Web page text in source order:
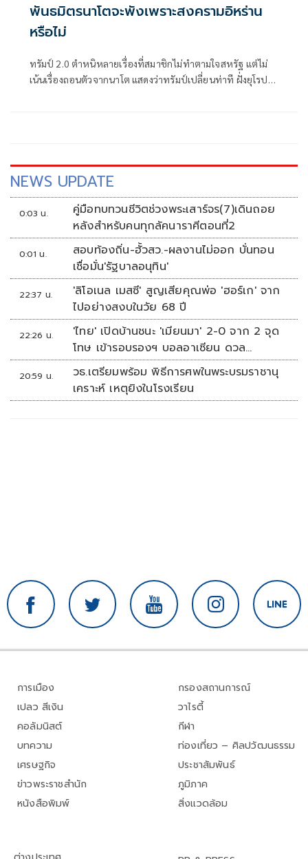
พันธมิตรนาโตจะพังเพราะสงครามอิหร่าน
หรือไม่
ทรัมป์ 2.0 ตำหนิหลายเรื่องที่สมาชิกไม่ทำตามใจสหรัฐ แต่ไม่
เน้นเรื่องถอนตัวจากนาโต แสดงว่าทรัมป์เปลี่ยนท่าที ฝั่งยุโรป
NEWS UPDATE
0:03 น.
คู่มือทบทวนชีวิตช่วงพระเสาร์จร(7)เดินถอย
หลังสำหรับคนทุกลัคนาราศีตอนที่2
0:01 น.
สอบท้องถิ่น-ฮั้วสว.-ผลงานไม่ออก บั่นทอน
เชื่อมั่น'รัฐบาลอนุทิน'
22:37 น.
'ลิโอเนล เมสซี' สูญเสียคุณพ่อ 'ฮอร์เก' จาก
ไปอย่างสงบในวัย 68 ปี
22:26 น.
'ไทย' เปิดบ้านชนะ 'เมียนมา' 2-0 จาก 2 จุด
โทษ เข้ารอบรองฯ บอลอาเซียน ดวล
'สิงคโปร์'
20:59 น.
วธ.เตรียมพร้อม พิธีการศพในพระบรมราชานุ
เคราะห์ เหตุยิงในโรงเรียน
การเมือง
เปลว สีเงิน
คอลัมนิสต์
บทความ
เศรษฐกิจ
ข่าวพระราชสำนัก
หนังสือพิมพ์
กรองสถานการณ์
วาไรตี้
กีฬา
ท่องเที่ยว – ศิลปวัฒนธรรม
ประชาสัมพันธ์
ภูมิภาค
สิ่งแวดล้อม